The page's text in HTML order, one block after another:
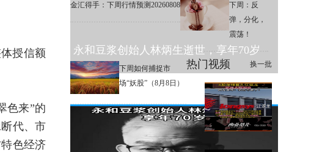
授信额
色来”的
代、市
色经济
金汇得手：下周行情预测20260808
下周：反
弹，分化，
震荡！
下周如何捕捉市
场“妖股”（8月8日）
热门视频 换一批
永和豆浆创始人林炳生逝世，享年70岁
A股存储巨头江波龙定增大幅溢
价，网友直呼：机构亏麻了！